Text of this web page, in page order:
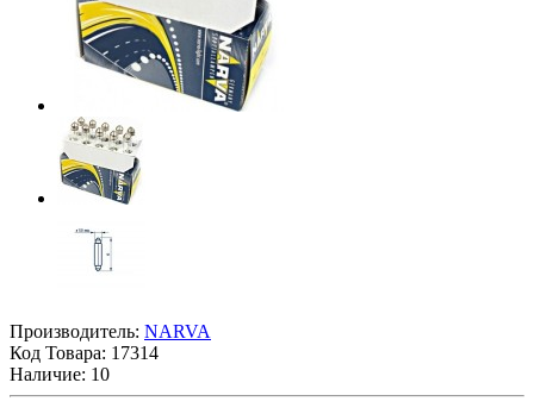
Производитель: NARVA
Код Товара: 17314
Наличие: 10